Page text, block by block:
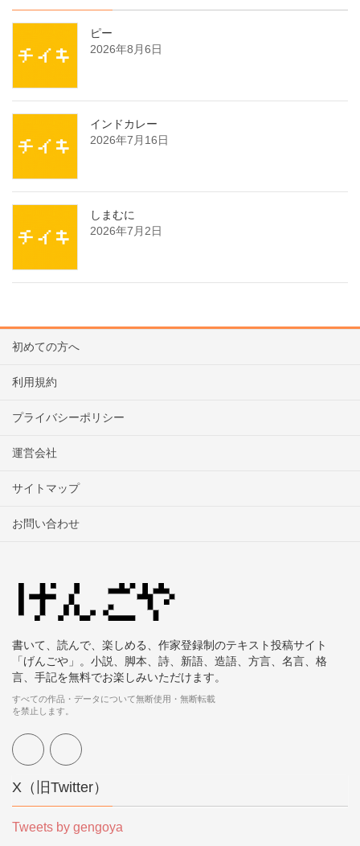
ピー
2026年8月6日
インドカレー
2026年7月16日
しまむに
2026年7月2日
初めての方へ
利用規約
プライバシーポリシー
運営会社
サイトマップ
お問い合わせ
書いて、読んで、楽しめる、作家登録制のテキスト投稿サイト
「げんごや」。小説、脚本、詩、新語、造語、方言、名言、格
言、手記を無料でお楽しみいただけます。
すべての作品・データについて無断使用・無断転載
を禁止します。
X（旧Twitter）
Tweets by gengoya